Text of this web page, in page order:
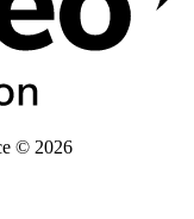
© 2026